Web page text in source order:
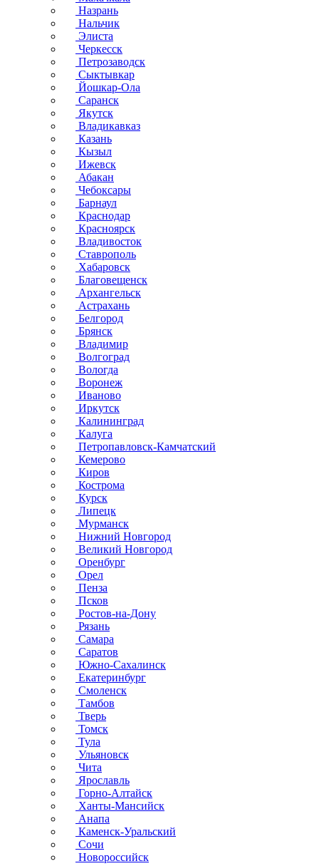
Назрань
Нальчик
Элиста
Черкесск
Петрозаводск
Сыктывкар
Йошкар-Ола
Саранск
Якутск
Владикавказ
Казань
Кызыл
Ижевск
Абакан
Чебоксары
Барнаул
Краснодар
Красноярск
Владивосток
Ставрополь
Хабаровск
Благовещенск
Архангельск
Астрахань
Белгород
Брянск
Владимир
Волгоград
Вологда
Воронеж
Иваново
Иркутск
Калининград
Калуга
Петропавловск-Камчатский
Кемерово
Киров
Кострома
Курск
Липецк
Мурманск
Нижний Новгород
Великий Новгород
Оренбург
Орел
Пенза
Псков
Ростов-на-Дону
Рязань
Самара
Саратов
Южно-Сахалинск
Екатеринбург
Смоленск
Тамбов
Тверь
Томск
Тула
Ульяновск
Чита
Ярославль
Горно-Алтайск
Ханты-Мансийск
Анапа
Каменск-Уральский
Сочи
Новороссийск